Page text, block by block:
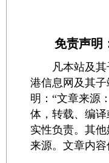
免责声明
凡本站及其子
港信息网及其
明：“文章来源
体，转载、编
实性负责。其
来源。文章内容